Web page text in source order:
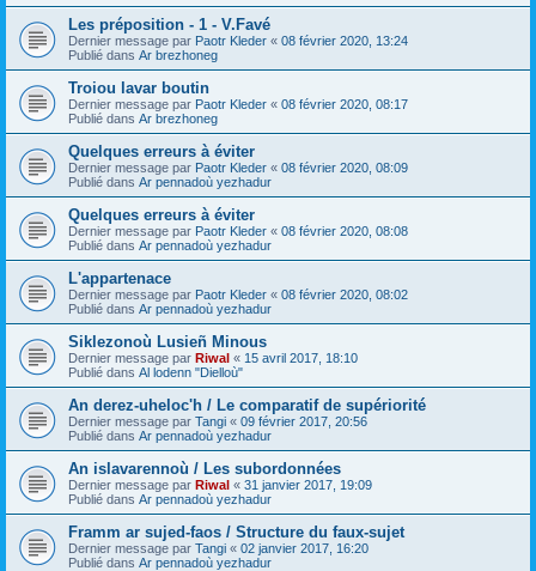
Les préposition - 1 - V.Favé
Dernier message par Paotr Kleder « 08 février 2020, 13:24
Publié dans Ar brezhoneg
Troiou lavar boutin
Dernier message par Paotr Kleder « 08 février 2020, 08:17
Publié dans Ar brezhoneg
Quelques erreurs à éviter
Dernier message par Paotr Kleder « 08 février 2020, 08:09
Publié dans Ar pennadoù yezhadur
Quelques erreurs à éviter
Dernier message par Paotr Kleder « 08 février 2020, 08:08
Publié dans Ar pennadoù yezhadur
L'appartenace
Dernier message par Paotr Kleder « 08 février 2020, 08:02
Publié dans Ar pennadoù yezhadur
Siklezonoù Lusieñ Minous
Dernier message par Riwal « 15 avril 2017, 18:10
Publié dans Al lodenn "Dielloù"
An derez-uheloc'h / Le comparatif de supériorité
Dernier message par Tangi « 09 février 2017, 20:56
Publié dans Ar pennadoù yezhadur
An islavarennoù / Les subordonnées
Dernier message par Riwal « 31 janvier 2017, 19:09
Publié dans Ar pennadoù yezhadur
Framm ar sujed-faos / Structure du faux-sujet
Dernier message par Tangi « 02 janvier 2017, 16:20
Publié dans Ar pennadoù yezhadur